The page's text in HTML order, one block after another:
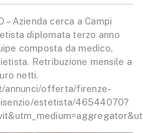
– Azienda cerca a Campi
diplomata terzo anno
composta da medico,
Retribuzione mensile a
netti.
annunci/offerta/firenze-
estetista/46544070?